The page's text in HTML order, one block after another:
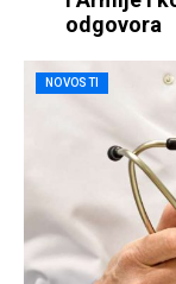
odgovora
NOVOSTI